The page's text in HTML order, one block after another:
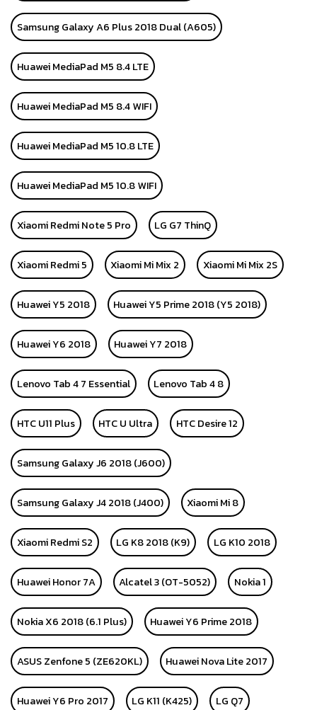
Samsung Galaxy A6 Plus 2018 Dual (A605)
Huawei MediaPad M5 8.4 LTE
Huawei MediaPad M5 8.4 WIFI
Huawei MediaPad M5 10.8 LTE
Huawei MediaPad M5 10.8 WIFI
Xiaomi Redmi Note 5 Pro LG G7 ThinQ
Xiaomi Redmi 5 Xiaomi Mi Mix 2 Xiaomi Mi Mix 2S
Huawei Y5 2018 Huawei Y5 Prime 2018 (Y5 2018)
Huawei Y6 2018 Huawei Y7 2018
Lenovo Tab 4 7 Essential Lenovo Tab 4 8
HTC U11 Plus HTC U Ultra HTC Desire 12
Samsung Galaxy J6 2018 (J600)
Samsung Galaxy J4 2018 (J400) Xiaomi Mi 8
Xiaomi Redmi S2 LG K8 2018 (K9) LG K10 2018
Huawei Honor 7A Alcatel 3 (OT-5052) Nokia 1
Nokia X6 2018 (6.1 Plus) Huawei Y6 Prime 2018
ASUS Zenfone 5 (ZE620KL) Huawei Nova Lite 2017
Huawei Y6 Pro 2017 LG K11 (K425) LG Q7